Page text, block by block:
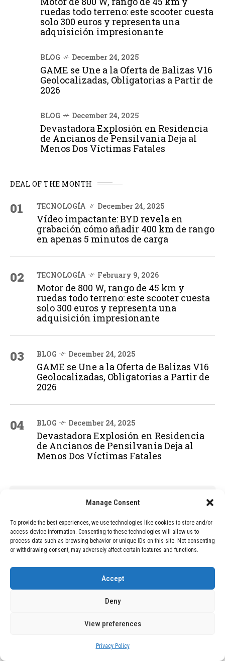
Manage Consent
To provide the best experiences, we use technologies like cookies to store and/or
access device information. Consenting to these technologies will allow us to
process data such as browsing behavior or unique IDs on this site. Not consenting
or withdrawing consent, may adversely affect certain features and functions.
Accept
Deny
View preferences
Privacy Policy
ruedas todo terreno: este scooter cuesta
solo 300 euros y representa una
adquisición impresionante
BLOG December 24, 2025
GAME se Une a la Oferta de Balizas V16
Geolocalizadas, Obligatorias a Partir de
2026
BLOG December 24, 2025
Devastadora Explosión en Residencia
de Ancianos de Pensilvania Deja al
Menos Dos Víctimas Fatales
DEAL OF THE MONTH
01 TECNOLOGÍA December 24, 2025
Vídeo impactante: BYD revela en
grabación cómo añadir 400 km de rango
en apenas 5 minutos de carga
02 TECNOLOGÍA February 9, 2026
Motor de 800 W, rango de 45 km y
ruedas todo terreno: este scooter cuesta
solo 300 euros y representa una
adquisición impresionante
03 BLOG December 24, 2025
GAME se Une a la Oferta de Balizas V16
Geolocalizadas, Obligatorias a Partir de
2026
04 BLOG December 24, 2025
Devastadora Explosión en Residencia
de Ancianos de Pensilvania Deja al
Menos Dos Víctimas Fatales